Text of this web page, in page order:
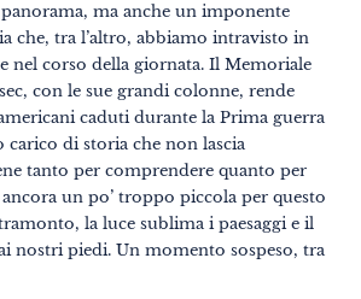
ma anche un imponente
che, tra l’altro, abbiamo intravisto in
nel corso della giornata. Il Memoriale
con le sue grandi colonne, rende
caduti durante la Prima guerra
di storia che non lascia
tanto per comprendere quanto per
un po’ troppo piccola per questo
la luce sublima i paesaggi e il
nostri piedi. Un momento sospeso, tra